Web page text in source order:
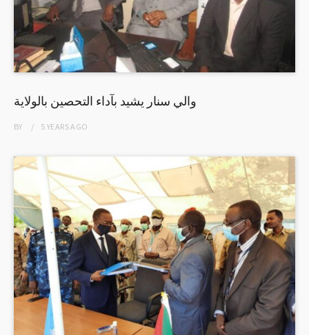
والي سنار يشيد بآداء التحصين بالولاية
BY 5 YEARSAGO